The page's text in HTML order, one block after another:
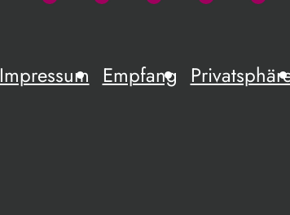
Impressum Empfang